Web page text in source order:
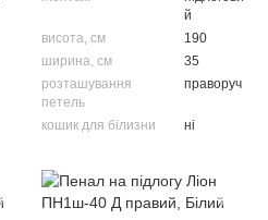
й
висота, см
190
ширина, см
35
розташування
петель
праворуч
кошик для білизни ні